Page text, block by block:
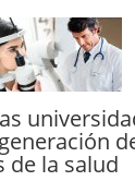
de la salud